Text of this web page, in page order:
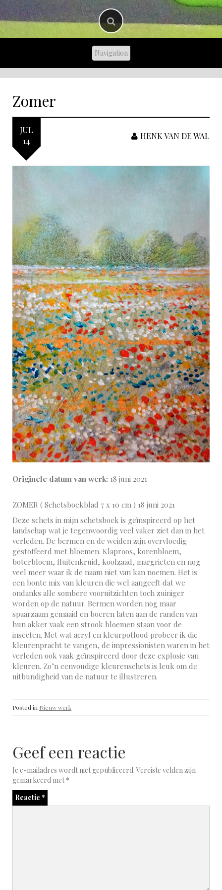
Zomer
JUL
14
HENK VAN DE WAL
Originele datum van werk: 18 juni 2021
ZOMER ( Schetsboekblad 7 x 10 cm ) 18 juni 2021
Deze schets in mijn schetsboek is geïnspireerd op het
landschap wat je tegenwoordig veel vaker ziet dan in het
verleden. De bermen en de weiden zijn overvloedig
gestoffeerd met bloemen. Klaproos, korenbloem,
boterbloem, fluitenkruid, koolzaad, margrieten en nog
veel meer waar ik de naam niet van kan noemen. Het is
een bonte mix van kleuren die wel aangeeft dat we
ondanks alle sombere vooruitzichten toch zuiniger
worden op de natuur. Bermen worden nog maar
spaarzaam gemaaid en boeren laten aan de randen van
hun akker vaak een strook bloemen staan voor de
insecten. Met wat acryl en kleurpotlood probeer ik die
kleurenpracht te vangen, de impressionisten waren in het
verleden ook vaak geïnspireerd door deze explosie van
kleuren. Zo’n eenvoudige kleurenschets is leuk om de
uitbundigheid van de natuur te illustreren.
Posted in Nieuw werk
Geef een reactie
Je e-mailadres wordt niet gepubliceerd. Vereiste velden zijn
gemarkeerd met*
Reactie *